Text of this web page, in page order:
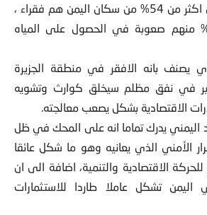
الارقام الصادرة عنه ان اكثر من 54% من سكان اليمن هم فقراء ،
حين يواجه 45% منهم صعوبة في الحصول على المياه
يصنف بانه الافقر في منطقة الجزيرة
في نفق مظلم سيخلق كوارث وتشويه
الاقتصادية بشكل يصعب معالجته.
اليمني يدرك تماما انه على المحك في ظل
الأمني الذي يعانيه وهو ما شكل عائقا
الاقتصادية والتنمية، اضافة الى ان
اليمن تشكل عاملا طاردا للاستثمارات